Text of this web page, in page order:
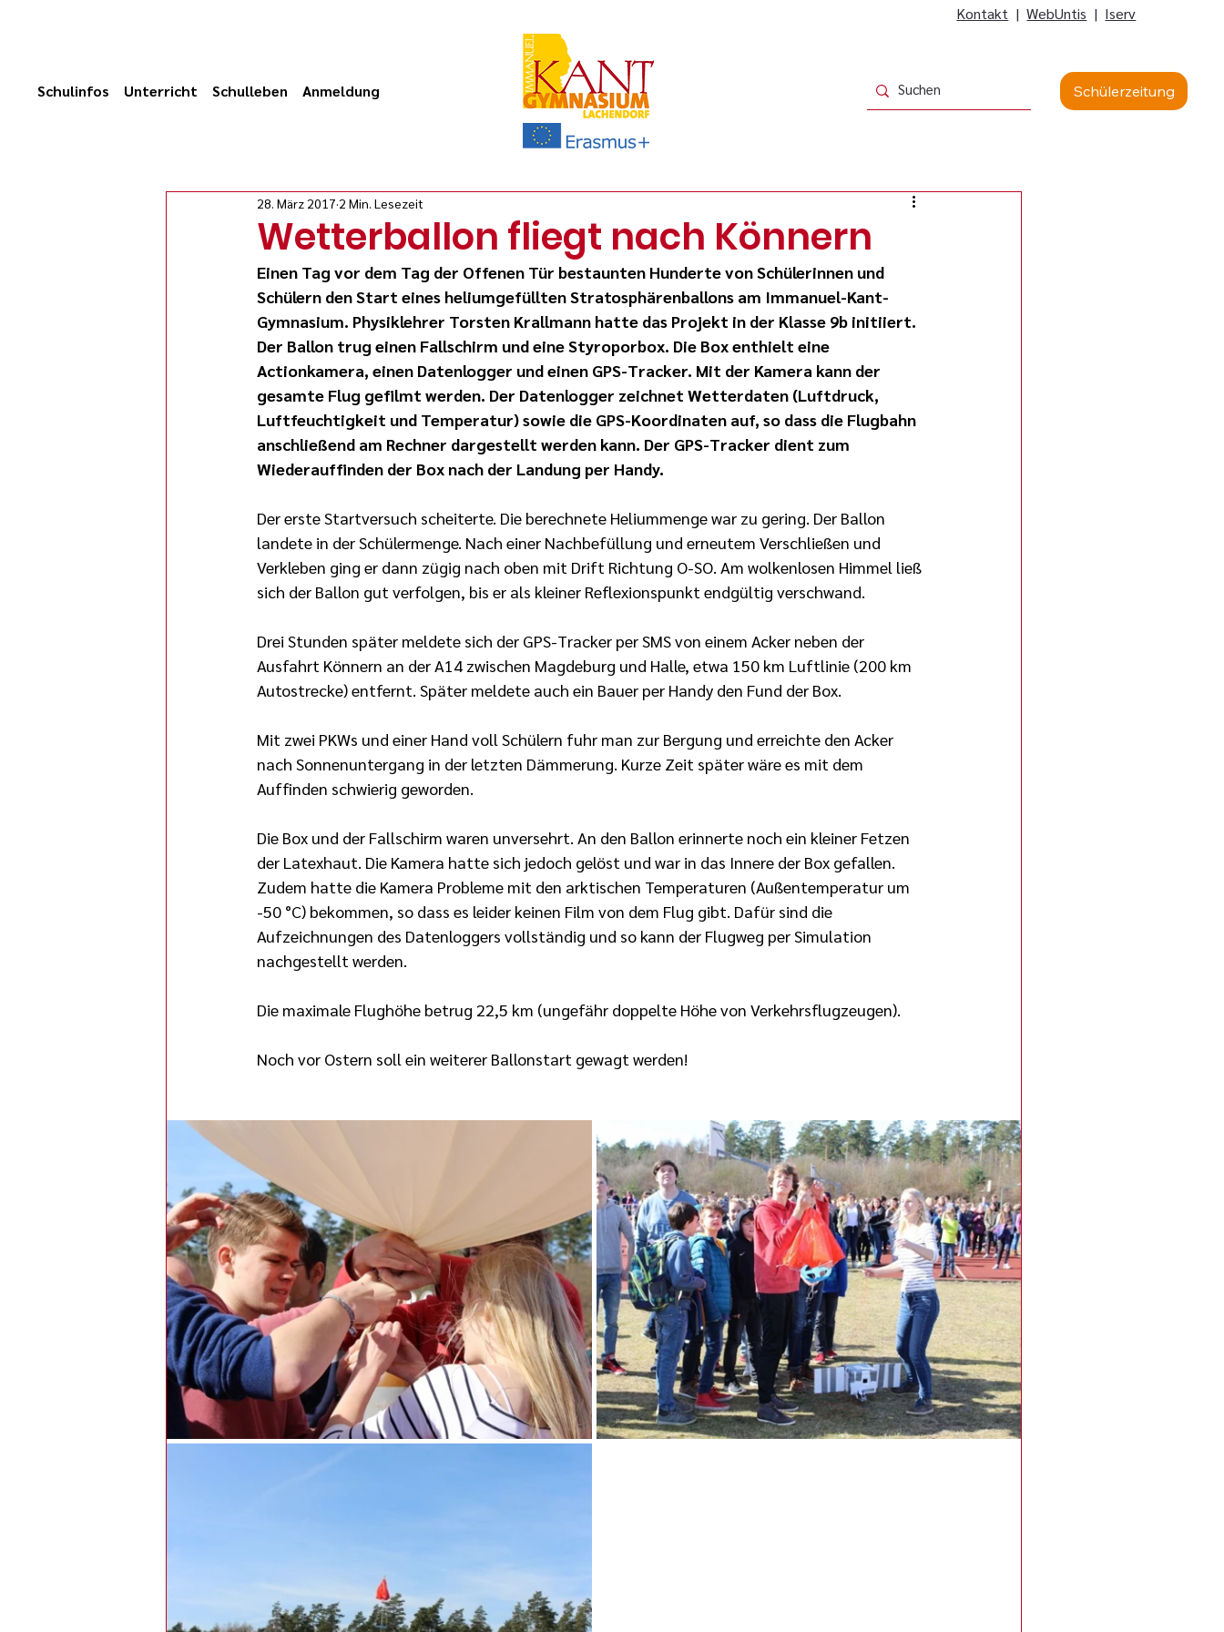
Kontakt |WebUntis | Iserv
Schülerzeitung
Schulinfos Unterricht Schulleben Anmeldung
Wetterballon fliegt nach Könnern
28. März 2017 2 Min. Lesezeit
Einen Tag vor dem Tag der Offenen Tür bestaunten Hunderte von Schülerinnen und
Schülern den Start eines heliumgefüllten Stratosphärenballons am Immanuel-Kant-
Gymnasium. Physiklehrer Torsten Krallmann hatte das Projekt in der Klasse 9b initiiert.
Der Ballon trug einen Fallschirm und eine Styroporbox. Die Box enthielt eine
Actionkamera, einen Datenlogger und einen GPS-Tracker. Mit der Kamera kann der
gesamte Flug gefilmt werden. Der Datenlogger zeichnet Wetterdaten (Luftdruck,
Luftfeuchtigkeit und Temperatur) sowie die GPS-Koordinaten auf, so dass die Flugbahn
anschließend am Rechner dargestellt werden kann. Der GPS-Tracker dient zum
Wiederauffinden der Box nach der Landung per Handy.
Der erste Startversuch scheiterte. Die berechnete Heliummenge war zu gering. Der Ballon
landete in der Schülermenge. Nach einer Nachbefüllung und erneutem Verschließen und
Verkleben ging er dann zügig nach oben mit Drift Richtung O-SO. Am wolkenlosen Himmel ließ
sich der Ballon gut verfolgen, bis er als kleiner Reflexionspunkt endgültig verschwand.
Drei Stunden später meldete sich der GPS-Tracker per SMS von einem Acker neben der
Ausfahrt Könnern an der A14 zwischen Magdeburg und Halle, etwa 150 km Luftlinie (200 km
Autostrecke) entfernt. Später meldete auch ein Bauer per Handy den Fund der Box.
Mit zwei PKWs und einer Hand voll Schülern fuhr man zur Bergung und erreichte den Acker
nach Sonnenuntergang in der letzten Dämmerung. Kurze Zeit später wäre es mit dem
Auffinden schwierig geworden.
Die Box und der Fallschirm waren unversehrt. An den Ballon erinnerte noch ein kleiner Fetzen
der Latexhaut. Die Kamera hatte sich jedoch gelöst und war in das Innere der Box gefallen.
Zudem hatte die Kamera Probleme mit den arktischen Temperaturen (Außentemperatur um
-50 °C) bekommen, so dass es leider keinen Film von dem Flug gibt. Dafür sind die
Aufzeichnungen des Datenloggers vollständig und so kann der Flugweg per Simulation
nachgestellt werden.
Die maximale Flughöhe betrug 22,5 km (ungefähr doppelte Höhe von Verkehrsflugzeugen).
Noch vor Ostern soll ein weiterer Ballonstart gewagt werden!